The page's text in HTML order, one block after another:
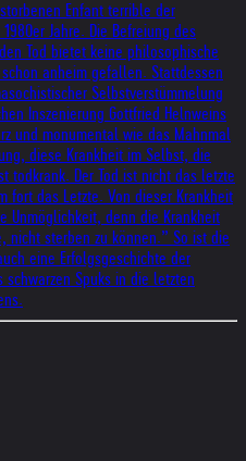
Enfant terrible der
Jahre. Die Befreiung des
Tod bietet keine philosophische
anheim gefallen. Stattdessen
Selbstverstümmelung
Inszenierung Gottfried Helnweins
und monumental wie das Mahnmal
diese Krankheit im Selbst, die
todkrank. Der Tod ist nicht das letzte
fort das Letzte. Von dieser Krankheit
Unmöglichkeit, denn die Krankheit
nicht sterben zu können.” So ist die
eine Erfolgsgeschichte der
Spuks in die letzten